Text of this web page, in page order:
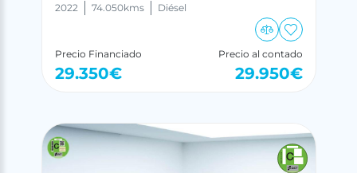
2022
74.050kms Diésel
Precio Financiado
29.350€
Precio al contado
29.950€